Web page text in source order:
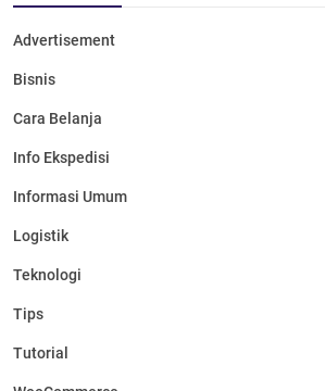
Advertisement
Bisnis
Cara Belanja
Info Ekspedisi
Informasi Umum
Logistik
Teknologi
Tips
Tutorial